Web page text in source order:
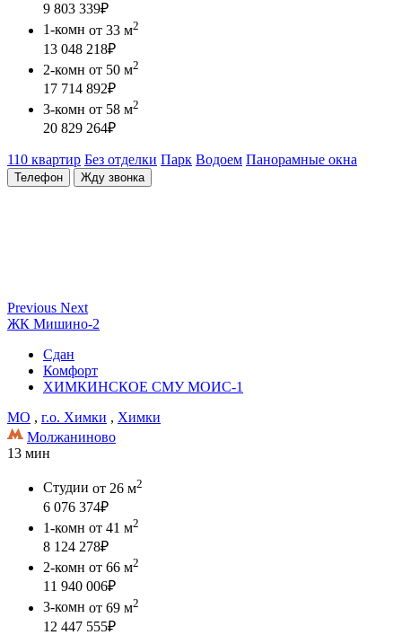
9 803 339₽
1-комн от 33 м2
13 048 218₽
2-комн от 50 м2
17 714 892₽
3-комн от 58 м2
20 829 264₽
110 квартир Без отделки Парк Водоем Панорамные окна
Телефон Жду звонка
Previous Next
ЖК Мишино-2
Сдан
Комфорт
ХИМКИНСКОЕ СМУ МОИС-1
МО , г.о. Химки , Химки
Молжаниново
13 мин
Студии от 26 м2
6 076 374₽
1-комн от 41 м2
8 124 278₽
2-комн от 66 м2
11 940 006₽
3-комн от 69 м2
12 447 555₽